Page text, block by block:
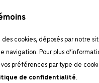
cookies, déposés par notre
navigation. Pour plus
préférences par type de
de confidentialité.